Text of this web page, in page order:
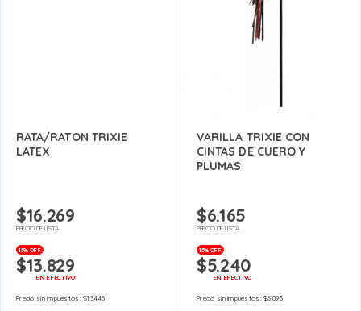
RATA/RATON TRIXIE
LATEX
$16.269
PRECIO DE LISTA
15% OFF
$13.829
EN EFECTIVO
Precio sin impuestos:$13.445
VARILLA TRIXIE CON
CINTAS DE CUERO Y
PLUMAS
$6.165
PRECIO DE LISTA
15% OFF
$5.240
EN EFECTIVO
Precio sin impuestos:$5.095